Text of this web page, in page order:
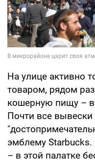
На улице активно
товаром, рядом
кошерную пищу – в
Почти все вывески
эмблему
– в этой палатке